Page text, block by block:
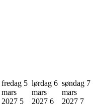
fredag 5
mars
2027 5
lørdag 6
mars
2027 6
søndag 7
mars
2027 7